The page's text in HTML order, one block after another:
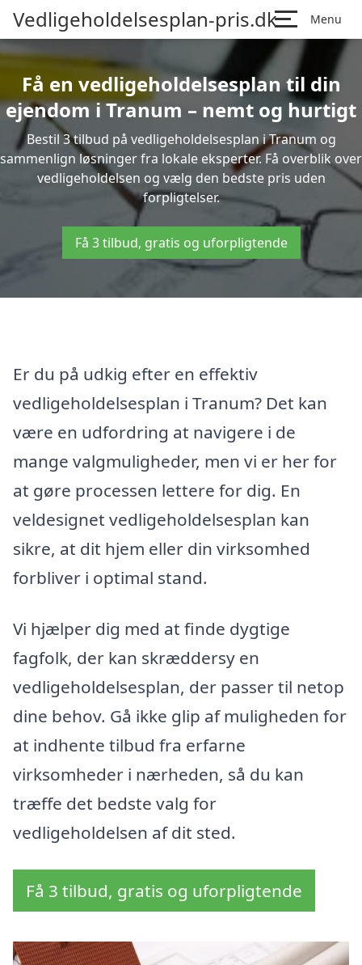
Vedligeholdelsesplan-pris.dk Menu
Få en vedligeholdelsesplan til din
ejendom i Tranum – nemt og hurtigt
Bestil 3 tilbud på vedligeholdelsesplan i Tranum og
sammenlign løsninger fra lokale eksperter. Få overblik over
vedligeholdelsen og vælg den bedste pris uden
forpligtelser.
Få 3 tilbud, gratis og uforpligtende
Er du på udkig efter en effektiv
vedligeholdelsesplan i Tranum? Det kan
være en udfordring at navigere i de
mange valgmuligheder, men vi er her for
at gøre processen lettere for dig. En
veldesignet vedligeholdelsesplan kan
sikre, at dit hjem eller din virksomhed
forbliver i optimal stand.
Vi hjælper dig med at finde dygtige
fagfolk, der kan skræddersy en
vedligeholdelsesplan, der passer til netop
dine behov. Gå ikke glip af muligheden for
at indhente tilbud fra erfarne
virksomheder i nærheden, så du kan
træffe det bedste valg for
vedligeholdelsen af dit sted.
Få 3 tilbud, gratis og uforpligtende